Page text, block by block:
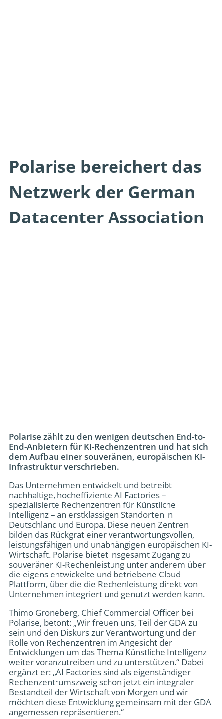
Polarise bereichert das
Netzwerk der German
Datacenter Association
Polarise zählt zu den wenigen deutschen End-to-
End-Anbietern für KI-Rechenzentren und hat sich
dem Aufbau einer souveränen, europäischen KI-
Infrastruktur verschrieben.
Das Unternehmen entwickelt und betreibt
nachhaltige, hocheffiziente AI Factories –
spezialisierte Rechenzentren für Künstliche
Intelligenz – an erstklassigen Standorten in
Deutschland und Europa. Diese neuen Zentren
bilden das Rückgrat einer verantwortungsvollen,
leistungsfähigen und unabhängigen europäischen KI-
Wirtschaft. Polarise bietet insgesamt Zugang zu
souveräner KI-Rechenleistung unter anderem über
die eigens entwickelte und betriebene Cloud-
Plattform, über die die Rechenleistung direkt von
Unternehmen integriert und genutzt werden kann.
Thimo Groneberg, Chief Commercial Officer bei
Polarise, betont: „Wir freuen uns, Teil der GDA zu
sein und den Diskurs zur Verantwortung und der
Rolle von Rechenzentren im Angesicht der
Entwicklungen um das Thema Künstliche Intelligenz
weiter voranzutreiben und zu unterstützen.“ Dabei
ergänzt er: „AI Factories sind als eigenständiger
Rechenzentrumszweig schon jetzt ein integraler
Bestandteil der Wirtschaft von Morgen und wir
möchten diese Entwicklung gemeinsam mit der GDA
angemessen repräsentieren.“